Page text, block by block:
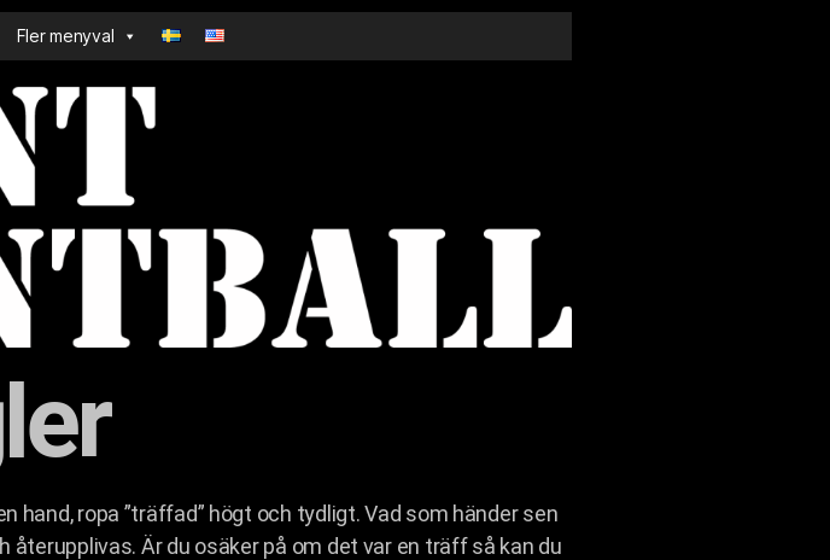
Fler menyval
hand, ropa ”träffad” högt och tydligt. Vad som händer sen
återupplivas. Är du osäker på om det var en träff så kan du